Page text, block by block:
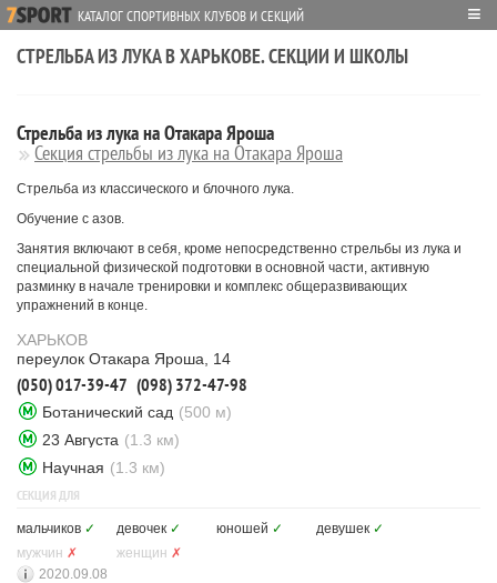
КАТАЛОГ СПОРТИВНЫХ КЛУБОВ И СЕКЦИЙ ≡
СТРЕЛЬБА ИЗ ЛУКА В ХАРЬКОВЕ. СЕКЦИИ И ШКОЛЫ
Стрельба из лука на Отакара Яроша
Секция стрельбы из лука на Отакара Яроша
Стрельба из классического и блочного лука.
Обучение с азов.
Занятия включают в себя, кроме непосредственно стрельбы из лука и
специальной физической подготовки в основной части, активную
разминку в начале тренировки и комплекс общеразвивающих
упражнений в конце.
ХАРЬКОВ
переулок Отакара Яроша, 14
(050) 017-39-47 (098) 372-47-98
Ботанический сад (500 м)
23 Августа (1.3 км)
Научная (1.3 км)
СЕКЦИЯ ДЛЯ
мальчиков ✓ девочек ✓ юношей ✓ девушек ✓
мужчин ✗ женщин ✗
2020.09.08